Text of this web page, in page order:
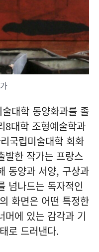
대학 동양화과를 졸
8대학 조형예술학과
국립미술대학 회화
발한 작가는 프랑스
동양과 서양, 구상과
넘나드는 독자적인
화면은 어떤 특정한
머에 있는 감각과 기
로 드러낸다.